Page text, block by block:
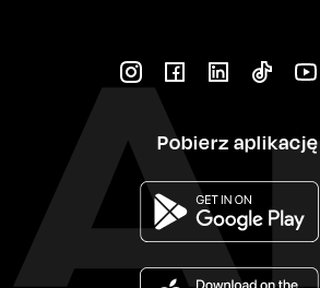
Pobierz aplikację